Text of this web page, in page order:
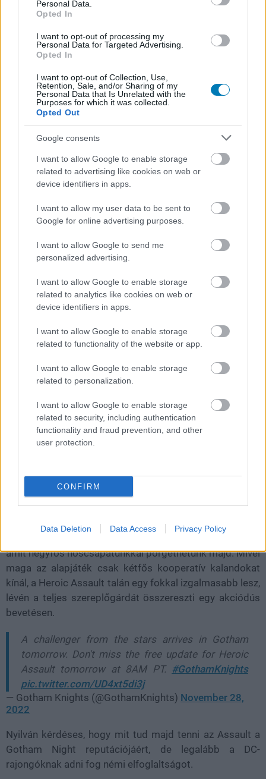
Personal Data.
Opted In
I want to opt-out of processing my
Personal Data for Targeted Advertising.
Opted In
I want to opt-out of Collection, Use,
Retention, Sale, and/or Sharing of my
Personal Data that Is Unrelated with the
Purposes for which it was collected.
Opted Out
Google consents
I want to allow Google to enable storage
related to advertising like cookies on web or
device identifiers in apps.
I want to allow my user data to be sent to
Google for online advertising purposes.
I want to allow Google to send me
personalized advertising.
I want to allow Google to enable storage
related to analytics like cookies on web or
device identifiers in apps.
I want to allow Google to enable storage
related to functionality of the website or app.
I want to allow Google to enable storage
related to personalization.
I want to allow Google to enable storage
related to security, including authentication
functionality and fraud prevention, and other
user protection.
CONFIRM
Data Deletion Data Access Privacy Policy
A Gotham Knights frissítése
egy jól ismert főgonoszt fog
behozni a játékba
2022 november 29. 10:19
épp Gotham nyugalmát készül rémálommá
Unmute Loaded
22.07%
története nem indult valami fényesen,
és még csak azt sem tudnánk mondani, hogy a tonnányi
Kooperatív fronton persze akár még szórakoztató is
lehet a játék, és aki ezt élvezi, annak lesz miért újra
A ma érkező tartalmi csomagban ugyanis egy régi-új
főgonosz fogja Gotham békéjét fenyegetni: jön Starro, a
nézői ezt imádni fogják.
amit négyfős hőscsapatunkkal pörgethetünk majd. Mivel
maga az alapjáték csak kétfős kooperatív kalandokat
kínál, a Heroic Assault talán egy fokkal izgalmasabb lesz,
lévén a teljes szereplőgárdát összereszti egy akciódús
bevetésen.
A challenger from the stars arrives in Gotham
tomorrow. Don't miss the free update for Heroic
Assault tomorrow at 8AM PT. #GothamKnights
pic.twitter.com/UD4xt5di3j
— Gotham Knights (@GothamKnights) November 28,
2022
Nyilván kérdéses, hogy mit tud majd tenni az Assault a
Gotham Night reputációjáért, de legalább a DC-
rajongóknak adni fog némi elfoglaltságot.